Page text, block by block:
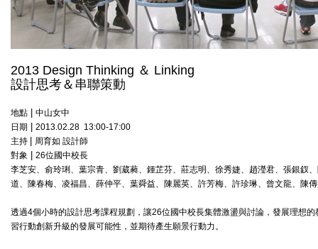
2013 Design Thinking ＆ Linking
設計思考＆串聯策動
地點
中山女中
日期
2013.02.28 13:00-17:00
主持
周育如 設計師
對象
26位國中校長
李芝安、俞玲琍、葉宗青、劉葳蕤、鍾芷芬、莊志明、徐秀婕、趙瀅君、張銀釵
道、陳春梅、凌福昌、薛仲平、葉舜益、陳麗英、許芳梅、許珍琳、曾文龍、陳
透過4個小時的設計思考課程規劃，讓26位國中校長集體激盪與討論，發展理想
習行動創新升級的發展可能性，並期待產生願景行動力。